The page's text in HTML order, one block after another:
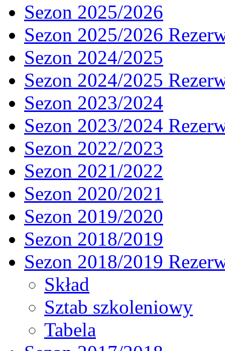
Sezon 2025/2026
Sezon 2025/2026
Sezon 2024/2025
Sezon 2024/2025
Sezon 2023/2024
Sezon 2023/2024
Sezon 2022/2023
Sezon 2021/2022
Sezon 2020/2021
Sezon 2019/2020
Sezon 2018/2019
Sezon 2018/2019
Skład
Sztab szkoleniowy
Tabela